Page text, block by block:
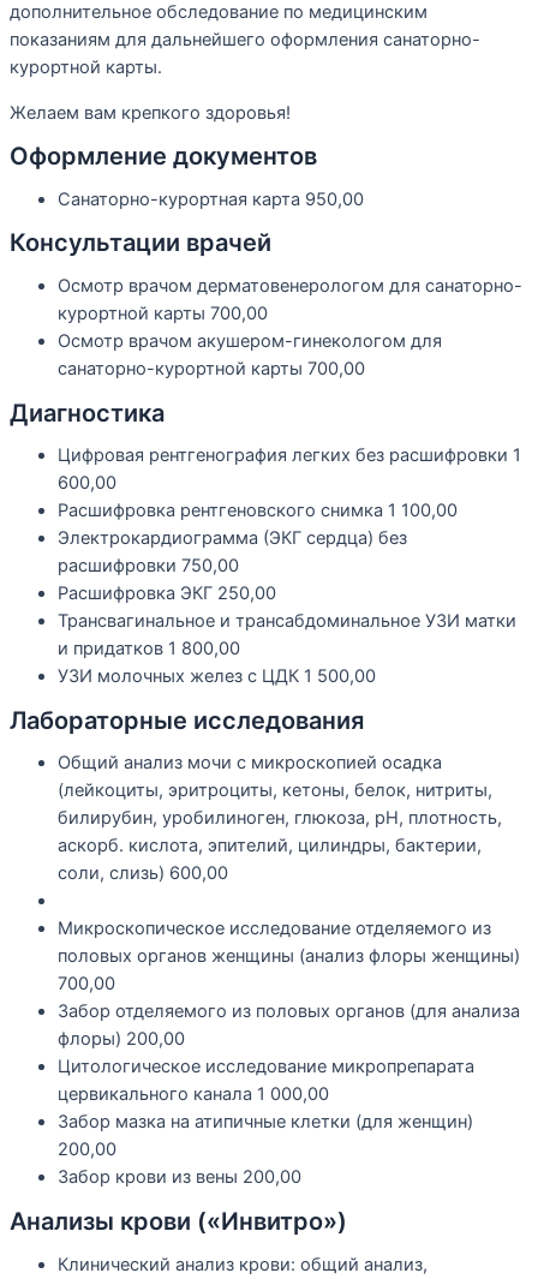
дополнительное обследование по медицинским
показаниям для дальнейшего оформления санаторно-
курортной карты.
Желаем вам крепкого здоровья!
Оформление документов
Санаторно-курортная карта 950,00
Консультации врачей
Осмотр врачом дерматовенерологом для санаторно-
курортной карты 700,00
Осмотр врачом акушером-гинекологом для
санаторно-курортной карты 700,00
Диагностика
Цифровая рентгенография легких без расшифровки 1
600,00
Расшифровка рентгеновского снимка 1 100,00
Электрокардиограмма (ЭКГ сердца) без
расшифровки 750,00
Расшифровка ЭКГ 250,00
Трансвагинальное и трансабдоминальное УЗИ матки
и придатков 1 800,00
УЗИ молочных желез с ЦДК 1 500,00
Лабораторные исследования
Общий анализ мочи с микроскопией осадка
(лейкоциты, эритроциты, кетоны, белок, нитриты,
билирубин, уробилиноген, глюкоза, рН, плотность,
аскорб. кислота, эпителий, цилиндры, бактерии,
соли, слизь) 600,00
Микроскопическое исследование отделяемого из
половых органов женщины (анализ флоры женщины)
700,00
Забор отделяемого из половых органов (для анализа
флоры) 200,00
Цитологическое исследование микропрепарата
цервикального канала 1 000,00
Забор мазка на атипичные клетки (для женщин)
200,00
Забор крови из вены 200,00
Анализы крови («Инвитро»)
Клинический анализ крови: общий анализ,